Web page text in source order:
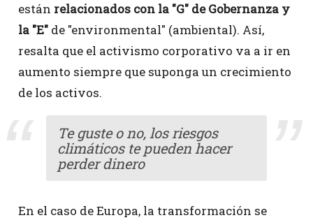
están relacionados con la "G" de Gobernanza y
la "E" de "environmental" (ambiental). Así,
resalta que el activismo corporativo va a ir en
aumento siempre que suponga un crecimiento
de los activos.
Te guste o no, los riesgos
climáticos te pueden hacer
perder dinero
En el caso de Europa, la transformación se